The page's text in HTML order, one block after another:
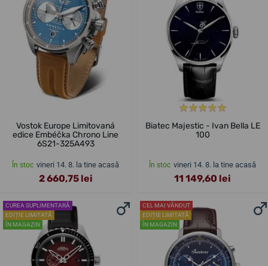
Vostok Europe Limitovaná
edice Embéčka Chrono Line
6S21-325A493
În stoc vineri 14. 8. la tine acasă
2 660,75 lei
Biatec Majestic - Ivan Bella LE
100
În stoc vineri 14. 8. la tine acasă
11 149,60 lei
CUREA SUPLIMENTARĂ
EDIȚIE LIMITATĂ
ÎN MAGAZIN
CEL MAI VÂNDUT
EDIȚIE LIMITATĂ
ÎN MAGAZIN